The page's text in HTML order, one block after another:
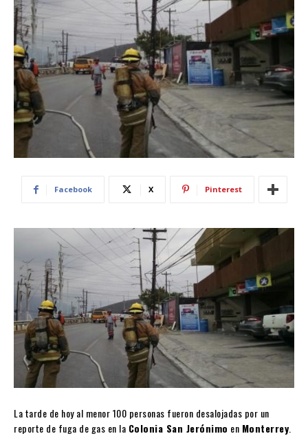
Facebook X Pinterest
La tarde de hoy al menor 100 personas fueron desalojadas por un
reporte de fuga de gas en la Colonia San Jerónimo en Monterrey